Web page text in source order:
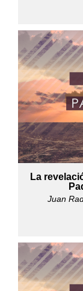
La
Juan